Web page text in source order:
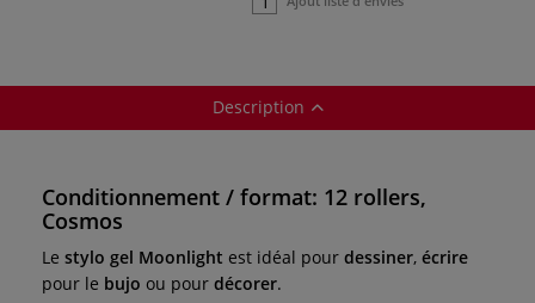
Description
Conditionnement / format: 12 rollers,
Cosmos
Le stylo gel Moonlight est idéal pour dessiner, écrire
pour le bujo ou pour décorer.